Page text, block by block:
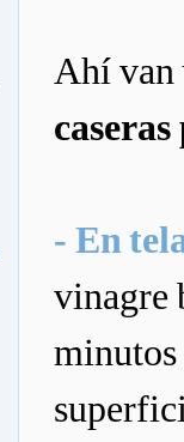
Ahí van
- En
vinagre
minutos